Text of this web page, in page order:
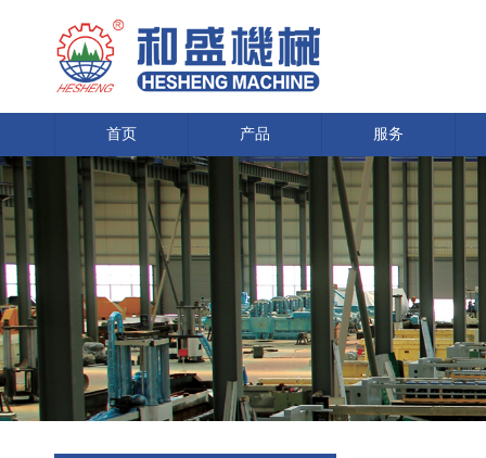
首页 产品 服务